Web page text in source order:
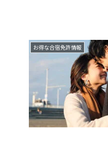
お得な合宿免許情報